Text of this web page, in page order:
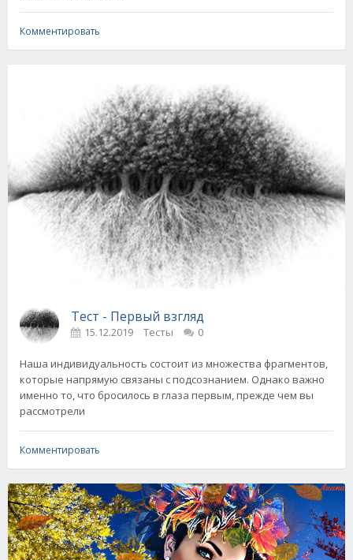
Комментировать
Тест - Первый взгляд
15.12.2019 Тесты 0
Наша индивидуальность состоит из множества фрагментов,
которые напрямую связаны с подсознанием. Однако важно
именно то, что бросилось в глаза первым, прежде чем вы
рассмотрели
Комментировать